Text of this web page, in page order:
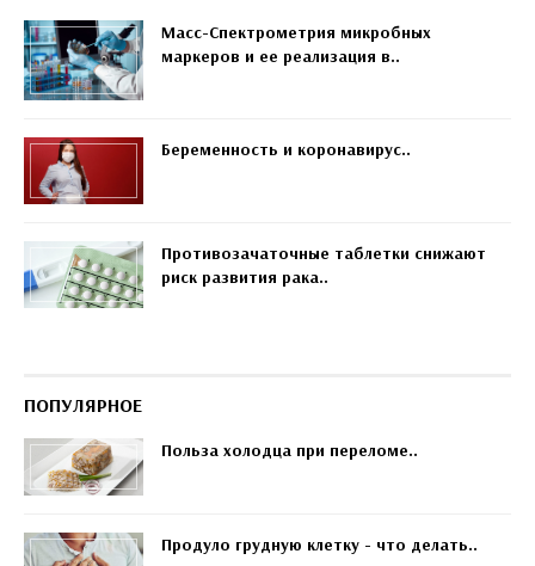
Масс-Спектрометрия микробных
маркеров и ее реализация в..
Беременность и коронавирус..
Противозачаточные таблетки снижают
риск развития рака..
ПОПУЛЯРНОЕ
Польза холодца при переломе..
Продуло грудную клетку - что делать..